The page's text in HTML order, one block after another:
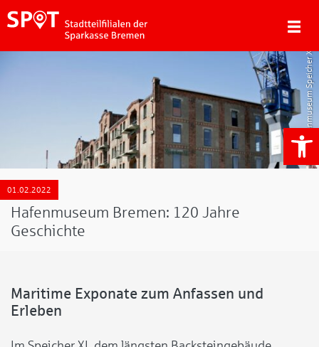
Hafenmuseum Speicher XI
01.02.2022
Hafenmuseum Bremen: 120 Jahre
Geschichte
Maritime Exponate zum Anfassen und
Erleben